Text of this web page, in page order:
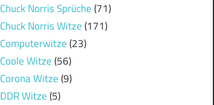
Chuck Norris Sprüche(71)
Chuck Norris Witze(171)
Computerwitze(23)
Coole Witze(56)
Corona Witze(9)
DDR Witze(5)